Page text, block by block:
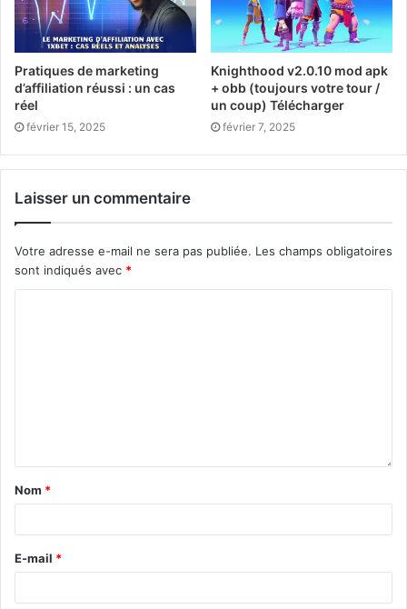
Pratiques de marketing
d’affiliation réussi : un cas
réel
février 15, 2025
Knighthood v2.0.10 mod apk
+ obb (toujours votre tour /
un coup) Télécharger
février 7, 2025
Laisser un commentaire
Votre adresse e-mail ne sera pas publiée. Les champs obligatoires
sont indiqués avec *
Nom *
E-mail *